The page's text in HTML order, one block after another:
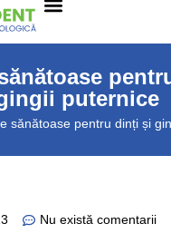
puternice
sănătoase pentru dinți și
Nu există comentarii